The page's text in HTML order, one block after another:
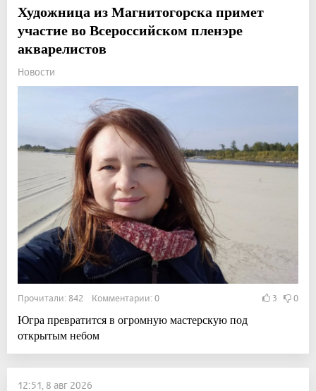
Художница из Магнитогорска примет
участие во Всероссийском пленэре
акварелистов
Новости
Прочитали: 842 Комментарии: 0 3 0
Югра превратится в огромную мастерскую под
открытым небом
12:51, 8 авг 2026